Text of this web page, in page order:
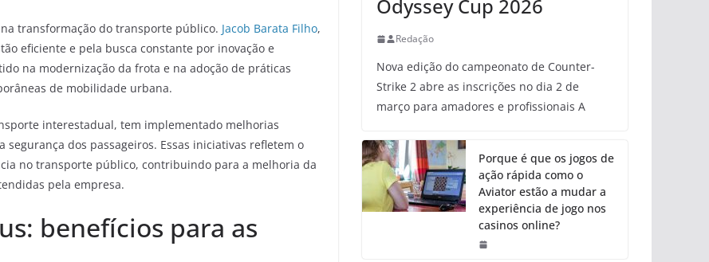
transformação do transporte público. Jacob Barata Filho,
eficiente e pela busca constante por inovação e
na modernização da frota e na adoção de práticas
de mobilidade urbana.
interestadual, tem implementado melhorias
dos passageiros. Essas iniciativas refletem o
no transporte público, contribuindo para a melhoria da
pela empresa.
benefícios para as
Odyssey Cup 2026
Redação
Nova edição do campeonato de Counter-
Strike 2 abre as inscrições no dia 2 de
março para amadores e profissionais A
Porque é que os jogos de
ação rápida como o
Aviator estão a mudar a
experiência de jogo nos
casinos online?